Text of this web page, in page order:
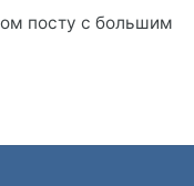
посту с большим